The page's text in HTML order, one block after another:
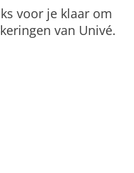
voor je klaar om
van Univé.